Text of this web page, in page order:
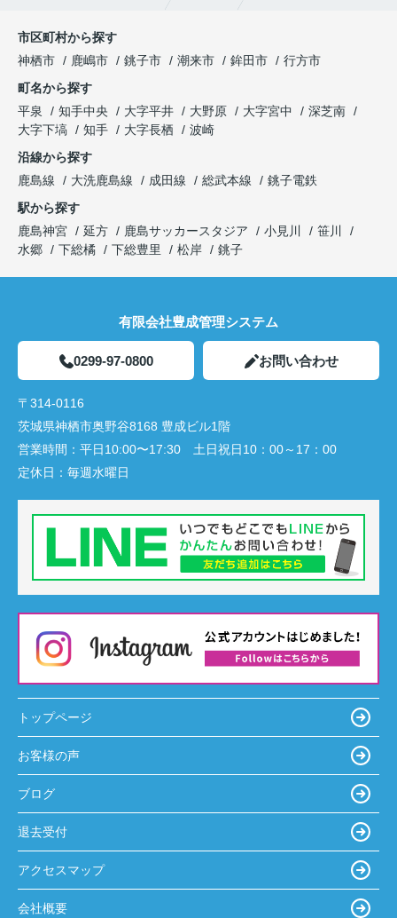
市区町村から探す
神栖市
鹿嶋市 銚子市 潮来市 鉾田市
行方市
町名から探す
平泉
知手中央 大字平井 大野原 大字宮中
深芝南
大字下塙
知手 大字長栖
波崎
沿線から探す
鹿島線
大洗鹿島線 成田線 総武本線
銚子電鉄
駅から探す
鹿島神宮
延方 鹿島サッカースタジア 小見川
笹川
水郷
下総橘 下総豊里 松岸 銚子
有限会社豊成管理システム
0299-97-0800 お問い合わせ
〒314-0116
茨城県神栖市奥野谷8168 豊成ビル1階
営業時間： 平日10:00〜17:30 土日祝日10：00～17：00
定休日： 毎週水曜日
トップページ
お客様の声
ブログ
退去受付
アクセスマップ
会社概要